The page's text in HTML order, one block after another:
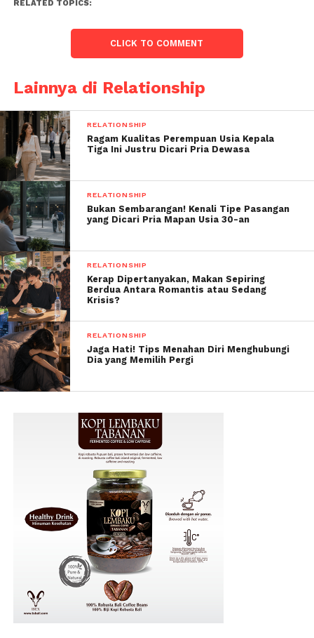
RELATED TOPICS:
CLICK TO COMMENT
Lainnya di Relationship
RELATIONSHIP
Ragam Kualitas Perempuan Usia Kepala
Tiga Ini Justru Dicari Pria Dewasa
RELATIONSHIP
Bukan Sembarangan! Kenali Tipe Pasangan
yang Dicari Pria Mapan Usia 30-an
RELATIONSHIP
Kerap Dipertanyakan, Makan Sepiring
Berdua Antara Romantis atau Sedang
Krisis?
RELATIONSHIP
Jaga Hati! Tips Menahan Diri Menghubungi
Dia yang Memilih Pergi